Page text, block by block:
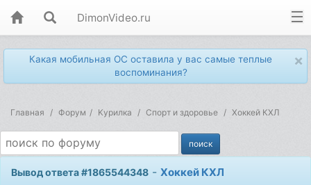
DimonVideo.ru
×
Какая мобильная ОС оставила у вас самые теплые
воспоминания?
Главная Форум Kурилка Спорт и здоровье Хоккей КХЛ
Вывод ответа #1865544348 -Хоккей КХЛ